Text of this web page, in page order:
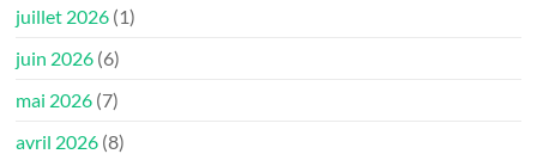
juillet 2026 (1)
juin 2026 (6)
mai 2026 (7)
avril 2026 (8)